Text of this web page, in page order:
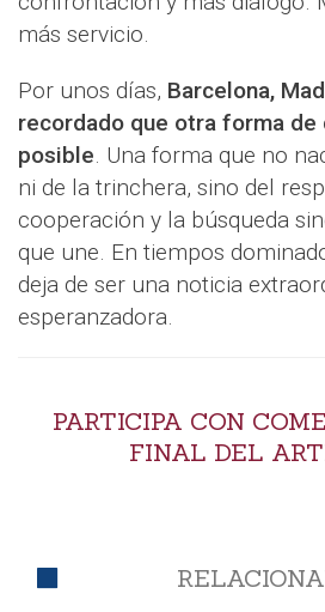
más servicio.
Por unos días, Barcelona,
recordado que otra forma de
posible. Una forma que no
ni de la trinchera, sino del
cooperación y la búsqueda
que une. En tiempos
deja de ser una noticia
esperanzadora.
PARTICIPA CON
FINAL DEL